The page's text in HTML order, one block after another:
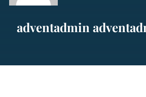
adventadmin